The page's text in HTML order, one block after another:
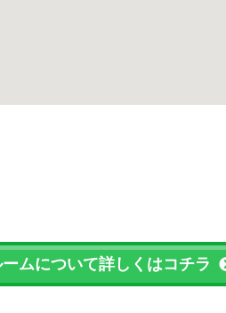
ムについて詳しくはコチラ